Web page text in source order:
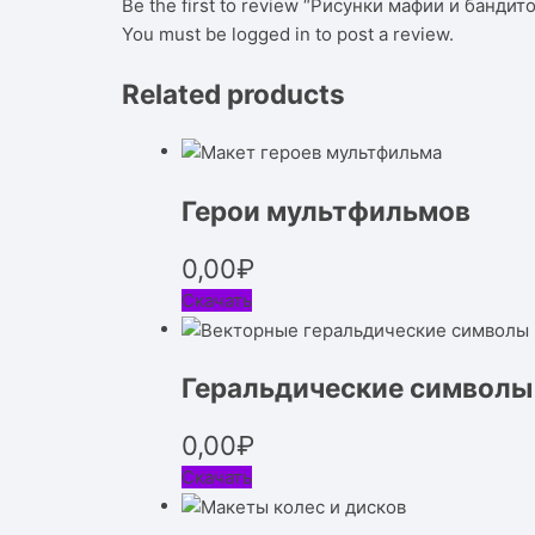
Be the first to review “Рисунки мафии и
You must be logged in to post a review.
Related products
Герои мультфильмов
0,00₽
Скачать
Геральдические символы
0,00₽
Скачать